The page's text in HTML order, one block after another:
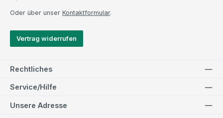
Oder über unser Kontaktformular.
Vertrag widerrufen
Rechtliches
Service/Hilfe
Unsere Adresse